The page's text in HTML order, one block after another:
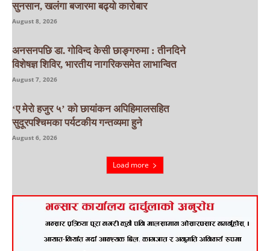
सुनसान, खलंगा बजारमा बढ्यो कारोबार
August 8, 2026
अनसनपछि डा. गोविन्द केसी छाङ्गरुमा : तीनदिने
विशेषज्ञ शिविर, भारतीय नागरिकसमेत लाभान्वित
August 7, 2026
‘ए मेरो हजुर ५’ को छायांकन अपिहिमालसहित
सुदूरपश्चिमका पर्यटकीय गन्तव्यमा हुने
August 6, 2026
Load more